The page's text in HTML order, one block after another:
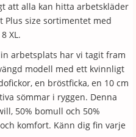
att alla kan hitta arbetskläder
Plus size sortimentet med
XL.
arbetsplats har vi tagit fram
modell med ett kvinnligt
en bröstficka, en 10 cm
sömmar i ryggen. Denna
50% bomull och 50%
komfort. Känn dig fin varje